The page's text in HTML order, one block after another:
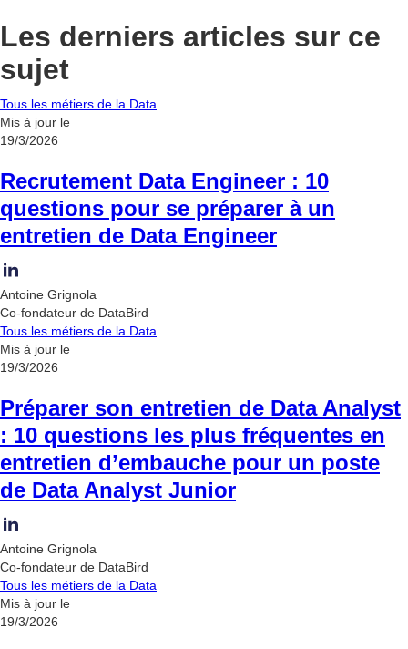
Les derniers articles sur ce
sujet
Tous les métiers de la Data
Mis à jour le
19/3/2026
Recrutement Data Engineer : 10
questions pour se préparer à un
entretien de Data Engineer
Antoine Grignola
Co-fondateur de DataBird
Tous les métiers de la Data
Mis à jour le
19/3/2026
Préparer son entretien de Data Analyst
: 10 questions les plus fréquentes en
entretien d’embauche pour un poste
de Data Analyst Junior
Antoine Grignola
Co-fondateur de DataBird
Tous les métiers de la Data
Mis à jour le
19/3/2026